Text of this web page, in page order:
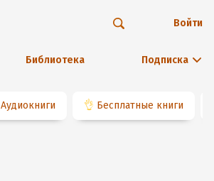
Библиотека Подписка
Войти
Аудиокниги 👌 Бесплатные книги